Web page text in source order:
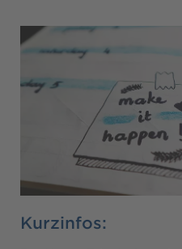
Kurzinfos: